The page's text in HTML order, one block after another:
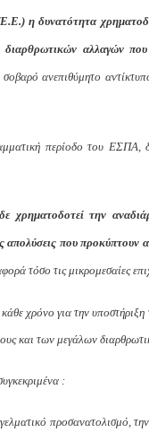
η δυνατότητα
αλλαγών
ανεπιθύμητο
περίοδο του ΕΣΠΑ,
την
που προκύπτουν
τόσο τις μικρομεσαίες
χρόνο για την
και των μεγάλων
:
προσανατολισμό,